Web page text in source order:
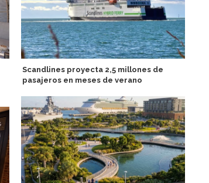
Scandlines proyecta 2,5 millones de
pasajeros en meses de verano